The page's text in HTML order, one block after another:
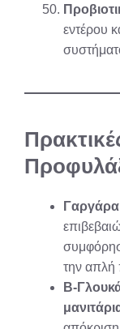
εντέρου
την απλή
Β-